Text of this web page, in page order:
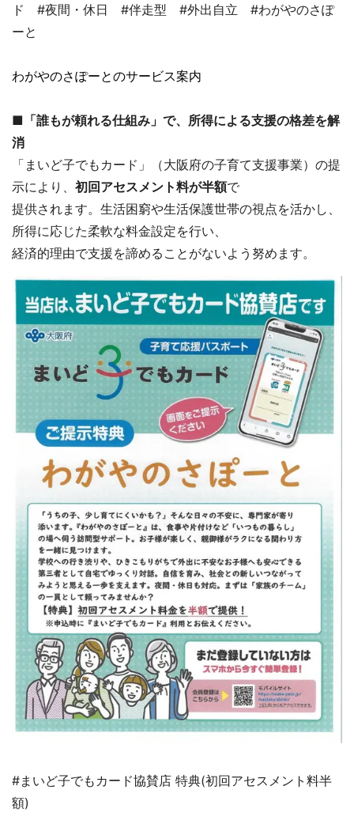
ド #夜間・休日 #伴走型 #外出自立 #わがやのさぽ
ーと
わがやのさぽーとのサービス案内
■「誰もが頼れる仕組み」で、所得による支援の格差を解
消
「まいど子でもカード」（大阪府の子育て支援事業）の提
示により、 初回アセスメント料が半額で
提供されます。生活困窮や生活保護世帯の視点を活かし、
所得に応じた柔軟な料金設定を行い、
経済的理由で支援を諦めることがないよう努めます。
#まいど子でもカード協賛店 特典(初回アセスメント料半
額)